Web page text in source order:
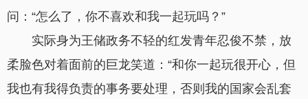
问：“怎么了，你不喜欢和我一起玩吗？”
实际身为王储政务不轻的红发青年忍俊不禁，放
柔脸色对着面前的巨龙笑道：“和你一起玩很开心，但
我也有我得负责的事务要处理，否则我的国家会乱套